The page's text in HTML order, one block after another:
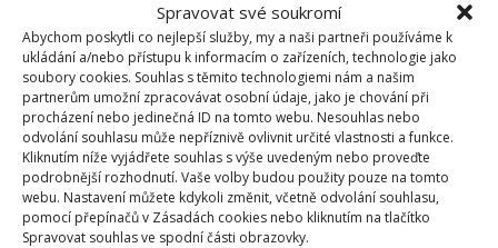
Spravovat své soukromí
Abychom poskytli co nejlepší služby, my a naši partneři používáme k
ukládání a/nebo přístupu k informacím o zařízeních, technologie jako
soubory cookies. Souhlas s těmito technologiemi nám a našim
partnerům umožní zpracovávat osobní údaje, jako je chování při
procházení nebo jedinečná ID na tomto webu. Nesouhlas nebo
odvolání souhlasu může nepříznivě ovlivnit určité vlastnosti a funkce.
Kliknutím níže vyjádřete souhlas s výše uvedeným nebo proveďte
podrobnější rozhodnutí. Vaše volby budou použity pouze na tomto
webu. Nastavení můžete kdykoli změnit, včetně odvolání souhlasu,
pomocí přepínačů v Zásadách cookies nebo kliknutím na tlačítko
Spravovat souhlas ve spodní části obrazovky.
části otevřené, aby celý prostor působil světle a
vzdušně. Přirozenésvětlo dovnitř však přináší i
velká okna, a ta navíc nabízejí výhled na oceán.
Briony se totiž pro umístění jejich nového příbytku
podařilo zajistit krásné místo poblíž pláže. Na
BydlímeÚtulně jsme pro vás sepsali také příběh
manželů seniorů, kteří si pořídilimalý, ale luxusní
domek, a teď se v něm scházejí s celou rodinou.